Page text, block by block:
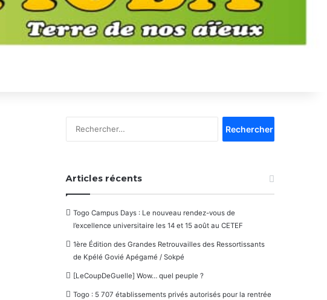
Articles récents
Togo Campus Days : Le nouveau rendez-vous de
l’excellence universitaire les 14 et 15 août au CETEF
1ère Édition des Grandes Retrouvailles des Ressortissants
de Kpélé Govié Apégamé / Sokpé
[LeCoupDeGuelle] Wow… quel peuple ?
Togo : 5 707 établissements privés autorisés pour la rentrée